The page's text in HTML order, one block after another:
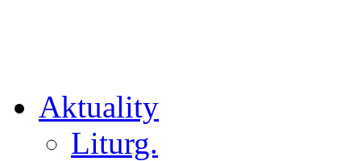
Aktuality
Liturg.